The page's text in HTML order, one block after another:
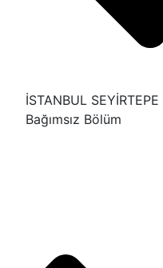
İSTANBUL
Bağımsız Bölüm